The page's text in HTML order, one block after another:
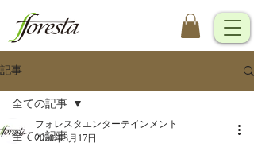
記事
全ての記事
全ての記事
フォレスタエンターテインメント
2020年3月17日